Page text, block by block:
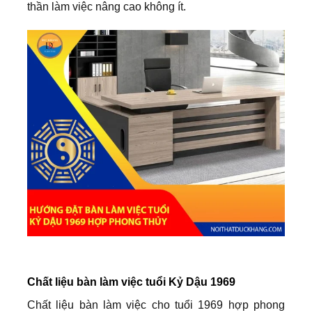
thần làm việc nâng cao không ít.
Chất liệu bàn làm việc tuổi Kỷ Dậu 1969
Chất liệu bàn làm việc cho tuổi 1969 hợp phong